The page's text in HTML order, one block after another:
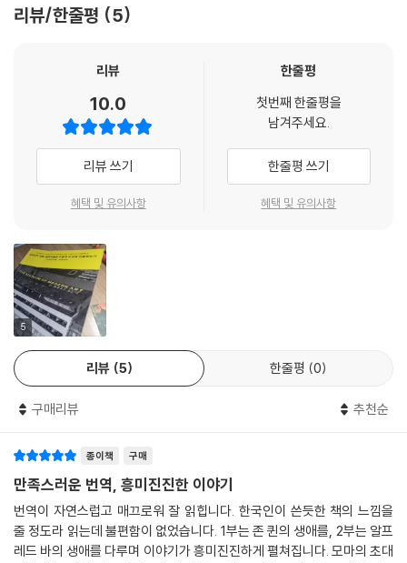
또한 레오와 거트루드 스타인 남매를 통해 피카소가 미국에 폭넓은 관심을
다. 남매는 미국에 현대예술을 확산시키는 데 기여한 바가 거의 없고, 특별
교유하는 미국인들이었을 뿐, 자신들의 조국에 현대미술을 알리는 데는 무
관심했다. 그러니 남매가 수집한 피카소의 놀라운 초기 작품들은 파리에
단단하게 안착했고 수십 년간 보존되었다. 제2차세계대전이 발발하기 직
전에도 거트루드는 미국에서 개최되는 전시에 자신의 컬렉션을 빌려주려
하지 않았다. 게다가 스타인 남매가 피카소의 주요 후원자로 있었던 기간
하지만 이런 상황에서 일찍이 동시대 미술의 가치를 알아보고 대중의 인식
을 바꾸고자 노력한 인물들이 있었다. 존 퀸(John Quinn), 그리고 앨프리
드 H. 바 주니어(Alfred H. Barr Jr.). 이 낯선 이름의 두 사람은 생전에 서
로 만난 적 없고, 교류한 적도 없지만 20세기 초, 거대한 소용돌이가 휘몰
아치던 전환의 시대에 현대미술을 미국에 들여오고자 헌신한 인물들이다.
저널리스트 출신의 작가 휴 에이킨이 존 퀸과 앨프리드 바를 중심으로 20
촘촘하게 엮어 풀어낸 『피카소의 전쟁』은 세계문화사의 변화를 미술이라
세계문화사의 지각 변동을 일으킨 두 사람
앞서 이야기했듯이 책의 중심축을 이루는 인물은 존 퀸과 앨프리드 바다.
총 2부로 구성된 책에서 전반부는 존 퀸의 이야기를, 후반부에서는 앨프리
리뷰/한줄평 5
리뷰
10.0
리뷰 쓰기
혜택 및 유의사항
한줄평
첫번째 한줄평을
남겨주세요.
한줄평 쓰기
혜택 및 유의사항
5
리뷰 5 한줄평 0
구매리뷰 추천순
종이책 구매
만족스러운 번역, 흥미진진한 이야기
번역이 자연스럽고 매끄로워 잘 읽힙니다. 한국인이 쓴듯한 책의 느낌을
줄 정도라 읽는데 불편함이 없었습니다. 1부는 존 퀸의 생애를, 2부는 알프
레드 바의 생애를 다루며 이야기가 흥미진진하게 펼쳐집니다. 모마의 초대